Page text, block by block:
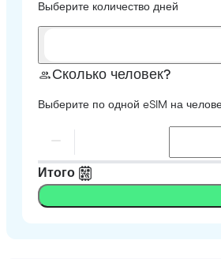
Выберите количество дней
Сколько человек?
Выберите по одной eSIM на
Итого